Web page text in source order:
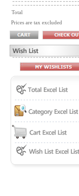
Total
Prices are tax excluded